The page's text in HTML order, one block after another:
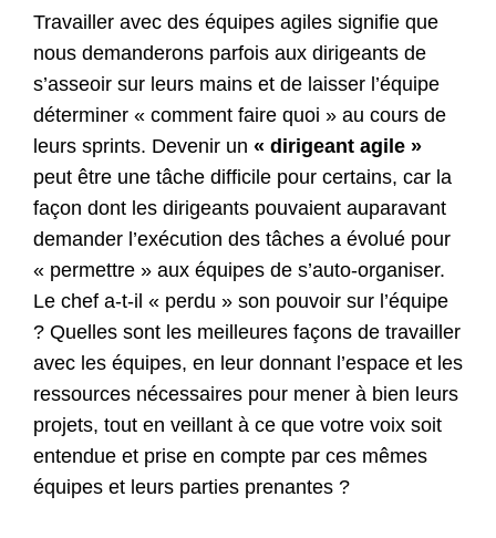
Travailler avec des équipes agiles signifie que
nous demanderons parfois aux dirigeants de
s’asseoir sur leurs mains et de laisser l’équipe
déterminer « comment faire quoi » au cours de
leurs sprints. Devenir un « dirigeant agile »
peut être une tâche difficile pour certains, car la
façon dont les dirigeants pouvaient auparavant
demander l’exécution des tâches a évolué pour
« permettre » aux équipes de s’auto-organiser.
Le chef a-t-il « perdu » son pouvoir sur l’équipe
? Quelles sont les meilleures façons de travailler
avec les équipes, en leur donnant l’espace et les
ressources nécessaires pour mener à bien leurs
projets, tout en veillant à ce que votre voix soit
entendue et prise en compte par ces mêmes
équipes et leurs parties prenantes ?